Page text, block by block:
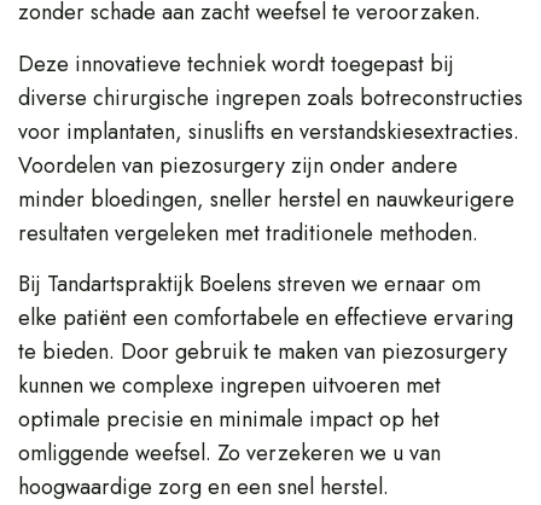
zonder schade aan zacht weefsel te veroorzaken.
Deze innovatieve techniek wordt toegepast bij
diverse chirurgische ingrepen zoals botreconstructies
voor implantaten, sinuslifts en verstandskiesextracties.
Voordelen van piezosurgery zijn onder andere
minder bloedingen, sneller herstel en nauwkeurigere
resultaten vergeleken met traditionele methoden.
Bij Tandartspraktijk Boelens streven we ernaar om
elke patiënt een comfortabele en effectieve ervaring
te bieden. Door gebruik te maken van piezosurgery
kunnen we complexe ingrepen uitvoeren met
optimale precisie en minimale impact op het
omliggende weefsel. Zo verzekeren we u van
hoogwaardige zorg en een snel herstel.